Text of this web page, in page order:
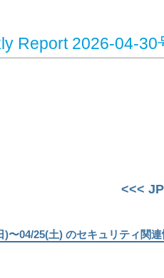
Report 2026-04-30
<<<
)〜04/25(土) のセキュリティ関連